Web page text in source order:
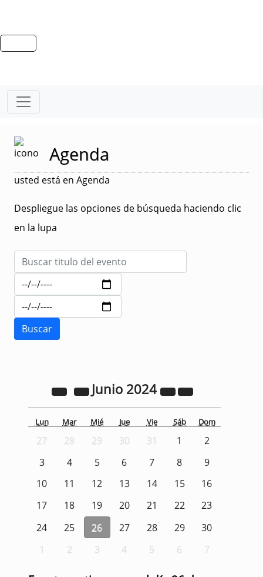
Agenda
usted está en Agenda
Despliegue las opciones de búsqueda haciendo clic
en la lupa
Junio 2024
Lun Mar Mié Jue Vie Sáb Dom
27 28 29 30 31 1
2
3
4 5 6 7 8
9
10
11 12 13 14 15
16
17
18 19 20 21 22
23
24
25 26 27 28 29
30
1
2 3 4 5 6 7